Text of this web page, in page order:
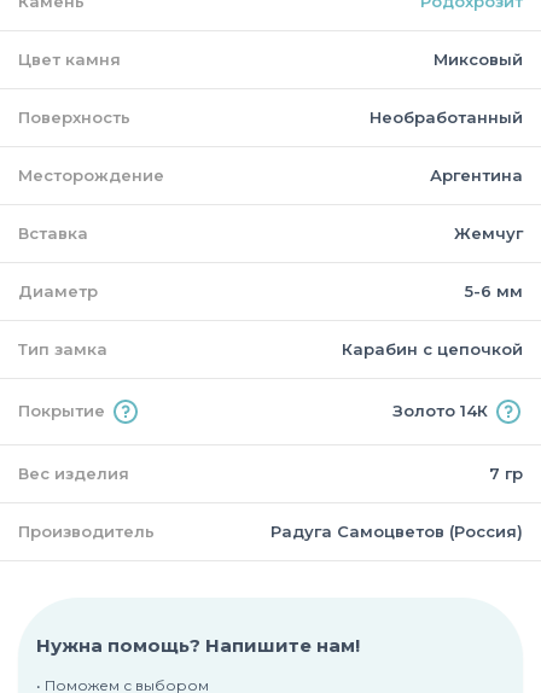
Цвет камня Миксовый
Поверхность Необработанный
Месторождение Аргентина
Вставка Жемчуг
Диаметр 5-6 мм
Тип замка Карабин с цепочкой
Покрытие Золото 14К
Вес изделия 7 гр
Производитель Радуга Самоцветов (Россия)
Нужна помощь? Напишите нам!
• Поможем с выбором